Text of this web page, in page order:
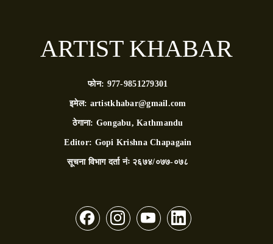
ARTIST KHABAR
फोन: 977-9851279301
इमेल: artistkhabar@gmail.com
ठेगाना: Gongabu, Kathmandu
Editor: Gopi Krishna Chapagain
सूचना विभाग दर्ता नंः २६७४/०७७-०७८